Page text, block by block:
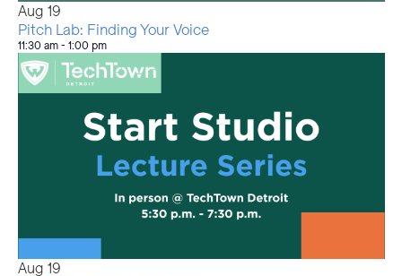
Aug 19
Pitch Lab: Finding Your Voice
11:30 am- 1:00 pm
Aug 19